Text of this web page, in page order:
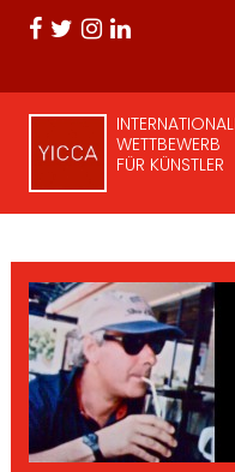
WETTBEWERB
FÜR KÜNSTLER